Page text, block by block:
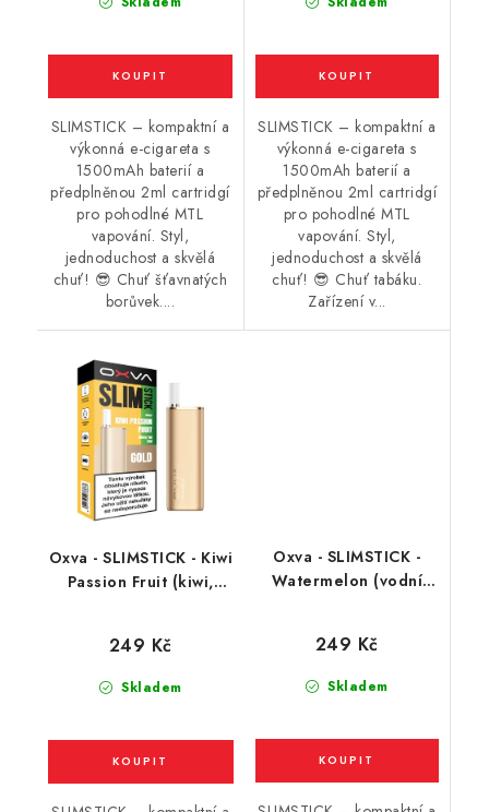
SLIMSTICK – kompaktní a
výkonná e-cigareta s
1500mAh baterií a
předplněnou 2ml cartridgí
pro pohodlné MTL
vapování. Styl,
jednoduchost a skvělá
chuť! 😎 Chuť šťavnatých
borůvek....
SLIMSTICK – kompaktní a
výkonná e-cigareta s
1500mAh baterií a
předplněnou 2ml cartridgí
pro pohodlné MTL
vapování. Styl,
jednoduchost a skvělá
chuť! 😎 Chuť tabáku.
Zařízení v...
Oxva - SLIMSTICK - Kiwi
Passion Fruit (kiwi,
Skladem
249 Kč
Oxva - SLIMSTICK -
Watermelon (vodní
Skladem
249 Kč